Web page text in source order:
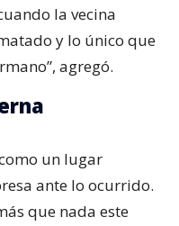
la vecina
y lo único que
agregó.
un lugar
ante lo ocurrido.
que nada este